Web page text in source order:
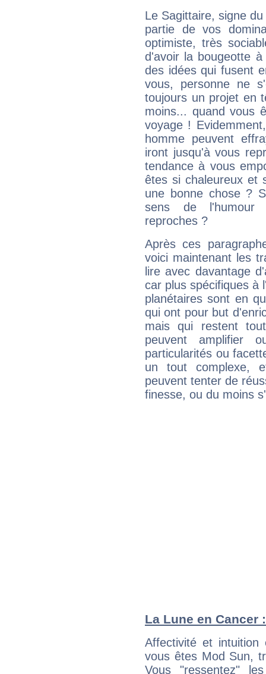
Le Sagittaire, signe
partie de vos
optimiste, très
d'avoir la bougeotte
des idées qui fusent
vous, personne ne
toujours un projet en
moins... quand vous
voyage !
homme peuvent
iront jusqu'à vous
tendance à vous
êtes si chaleureux et
une bonne chose ?
sens de l'humour
reproches ?
Après ces
voici maintenant les
lire avec davantage
car plus spécifiques à
planétaires sont en
qui ont pour but
mais qui restent
peuvent amplifier
particularités ou
un tout complexe,
peuvent tenter de
finesse, ou du moins
La Lune en Cancer
Affectivité et intuition
vous êtes Mod Sun,
Vous "ressentez"